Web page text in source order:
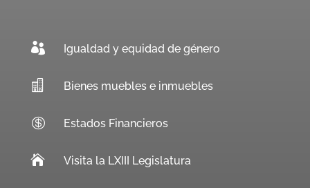
 Igualdad y equidad de género
 Bienes muebles e inmuebles
 Estados Financieros
 Visita la LXIII Legislatura